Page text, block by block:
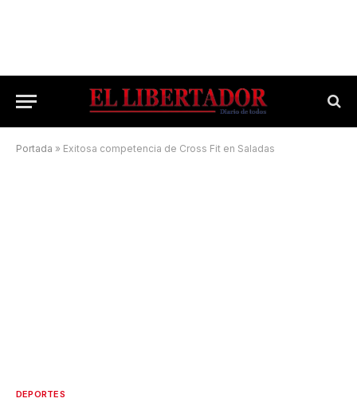
Portada » Exitosa competencia de Cross Fit en Saladas
DEPORTES